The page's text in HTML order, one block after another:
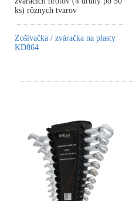
ks) rôznych tvarov
Zošívačka / zváračka na plasty
KD864